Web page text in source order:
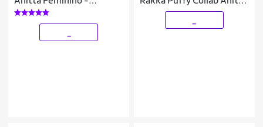
Amarelo e Azul - 40
Original